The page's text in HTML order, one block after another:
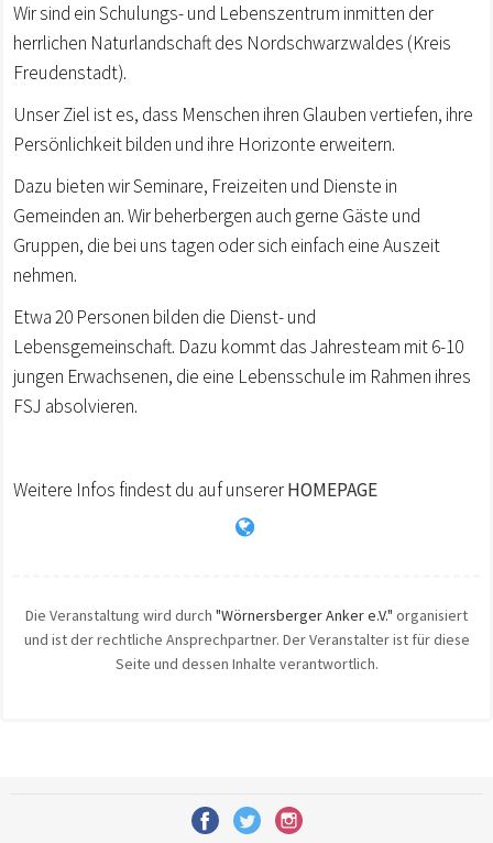
Wir sind ein Schulungs- und Lebenszentrum inmitten der
herrlichen Naturlandschaft des Nordschwarzwaldes (Kreis
Freudenstadt).
Unser Ziel ist es, dass Menschen ihren Glauben vertiefen, ihre
Persönlichkeit bilden und ihre Horizonte erweitern.
Dazu bieten wir Seminare, Freizeiten und Dienste in
Gemeinden an. Wir beherbergen auch gerne Gäste und
Gruppen, die bei uns tagen oder sich einfach eine Auszeit
nehmen.
Etwa 20 Personen bilden die Dienst- und
Lebensgemeinschaft. Dazu kommt das Jahresteam mit 6-10
jungen Erwachsenen, die eine Lebensschule im Rahmen ihres
FSJ absolvieren.
Weitere Infos findest du auf unsererHOMEPAGE
Die Veranstaltung wird durch "Wörnersberger Anker e.V." organisiert
und ist der rechtliche Ansprechpartner. Der Veranstalter ist für diese
Seite und dessen Inhalte verantwortlich.